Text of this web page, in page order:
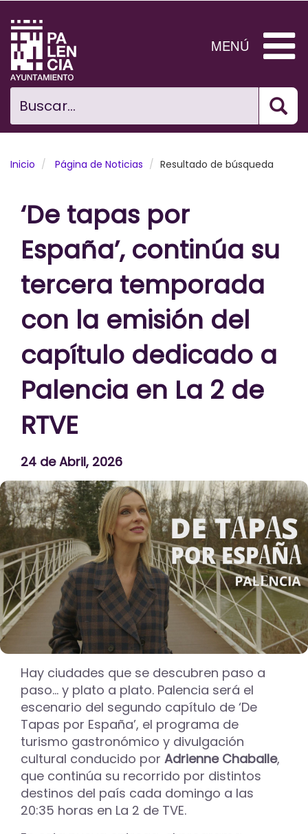
contenido
principal
Buscar...
MENÚ
Ciudad
El Ayuntamiento
Noticias
Areas municipales
Tramita
Inicio Página de Noticias Resultado de búsqueda
‘De tapas por
España’, continúa su
tercera temporada
con la emisión del
capítulo dedicado a
Palencia en La 2 de
RTVE
24 de Abril, 2026
Hay ciudades que se descubren paso a
paso… y plato a plato. Palencia será el
escenario del segundo capítulo de ‘De
Tapas por España’, el programa de
turismo gastronómico y divulgación
cultural conducido por Adrienne Chaballe,
que continúa su recorrido por distintos
destinos del país cada domingo a las
20:35 horas en La 2 de TVE.